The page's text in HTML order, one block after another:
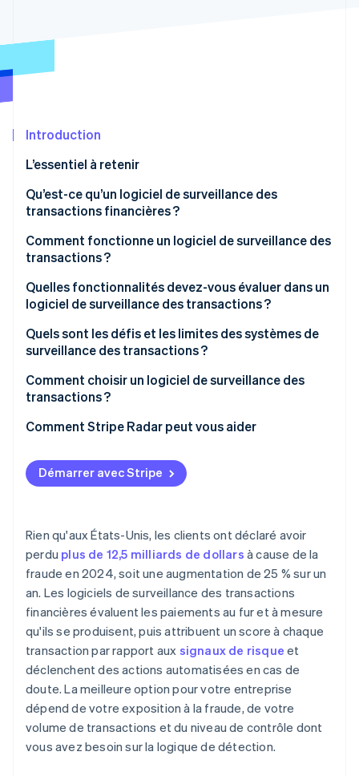
Atlas
Élimination du carbone
Vérification de l'identité
Stripe Sessions 2026
Regarder la vidéo
Introduction
L’essentiel à retenir
Qu’est-ce qu’un logiciel de surveillance des
transactions financières ?
Comment fonctionne un logiciel de surveillance des
transactions ?
Ingestion des données
Évaluation des risques
Évaluation des règles
Génération d’alertes
Gestion des cas
Quelles fonctionnalités devez-vous évaluer dans un
logiciel de surveillance des transactions ?
Alertes en temps réel
Intégration du ML
Gestion des faux positifs
Compatibilité avec l’interface de programmation
Quels sont les défis et les limites des systèmes de
surveillance des transactions ?
Comment choisir un logiciel de surveillance des
transactions ?
Quels sont le volume et la vitesse de vos
Où se concentre votre exposition à la fraude ?
Que nécessite l’intégration ?
Quelle est la capacité de votre équipe en matière de
gestion continue ?
Comment le fournisseur gère-t-il les mises à jour
des modèles ?
Comment Stripe Radar peut vous aider
Démarrer avec Stripe
Rien qu'aux États-Unis, les clients ont déclaré avoir
perdu plus de 12,5 milliards de dollars à cause de la
fraude en 2024, soit une augmentation de 25 % sur un
an. Les logiciels de surveillance des transactions
financières évaluent les paiements au fur et à mesure
qu'ils se produisent, puis attribuent un score à chaque
transaction par rapport aux signaux de risque et
déclenchent des actions automatisées en cas de
doute. La meilleure option pour votre entreprise
dépend de votre exposition à la fraude, de votre
volume de transactions et du niveau de contrôle dont
vous avez besoin sur la logique de détection.